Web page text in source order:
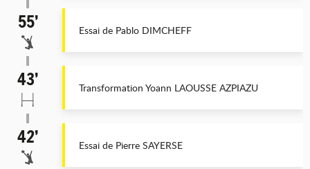
55’ Essai de Pablo DIMCHEFF
43’ Transformation Yoann LAOUSSE AZPIAZU
42’ Essai de Pierre SAYERSE